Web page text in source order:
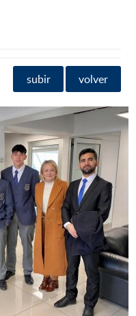
subir volver